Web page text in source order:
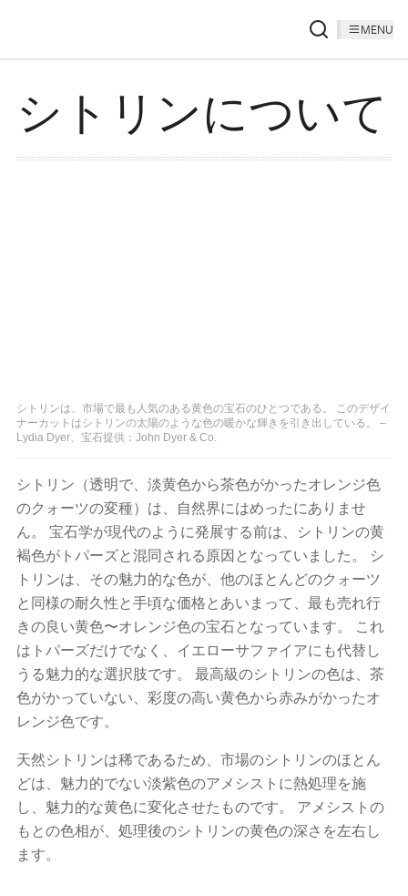
MENU
シトリンについて
シトリンは、市場で最も人気のある黄色の宝石のひとつである。 このデザイ
ナーカットはシトリンの太陽のような色の暖かな輝きを引き出している。 –
Lydia Dyer、宝石提供：John Dyer & Co.
シトリン（透明で、淡黄色から茶色がかったオレンジ色
のクォーツの変種）は、自然界にはめったにありませ
ん。 宝石学が現代のように発展する前は、シトリンの黄
褐色がトパーズと混同される原因となっていました。 シ
トリンは、その魅力的な色が​​、他のほとんどのクォーツ
と同様の耐久性と手頃な価格とあいまって、最も売れ行
きの良い黄色〜オレンジ色の宝石となっています。 これ
はトパーズだけでなく、イエローサファイアにも代替し
うる魅力的な選択肢です。 最高級のシトリンの色は、茶
色がかっていない、彩度の高い黄色から赤みがかったオ
レンジ色です。
天然シトリンは稀であるため、市場のシトリンのほとん
どは、魅力的でない淡紫色のアメシストに熱処理を施
し、魅力的な黄色に変化させたものです。 アメシストの
もとの色相が、処理後のシトリンの黄色の深さを左右し
ます。